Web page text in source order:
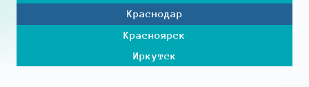
Краснодар
Красноярск
Иркутск